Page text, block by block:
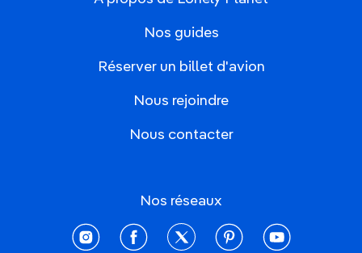
Nos guides
Réserver un billet d'avion
Nous rejoindre
Nous contacter
Nos réseaux
instagramfacebooktwitter pinterestyoutube